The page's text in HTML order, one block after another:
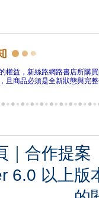
權益，新絲路網路書店所購
且商品必須是全新狀態與完
｜ 合作提案
6.0 以上